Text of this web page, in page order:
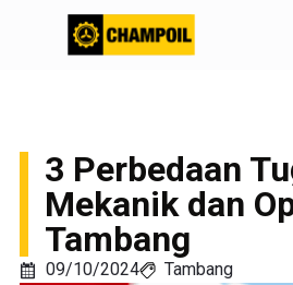
3 Perbedaan
Mekanik dan
Tambang
09/10/2024 Tambang